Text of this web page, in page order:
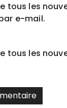
tous les
e-mail.
tous les